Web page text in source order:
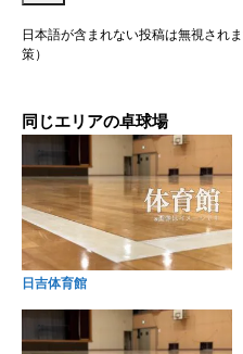
日本語が含まれない投稿は無視され
策）
同じエリアの卓球場
日吉体育館